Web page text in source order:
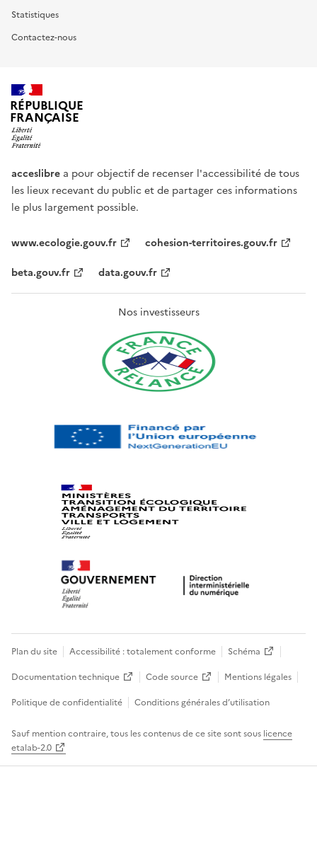
Statistiques
Contactez-nous
RÉPUBLIQUE
FRANÇAISE
acceslibre a pour objectif de recenser l'accessibilité de tous
les lieux recevant du public et de partager ces informations
le plus largement possible.
www.ecologie.gouv.fr
cohesion-territoires.gouv.fr
beta.gouv.fr
data.gouv.fr
Nos investisseurs
Plan du site Accessibilité : totalement conforme
Schéma
Documentation technique
Code source
Mentions légales
Politique de confidentialité
Conditions générales d’utilisation
Sauf mention contraire, tous les contenus de ce site sont sous licence
etalab-2.0